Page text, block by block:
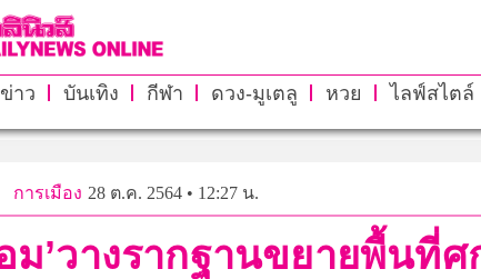
ข่าว บันเทิง กีฬา ดวง-มูเตลู หวย ไลฟ์สไตล์
การเมือง 28 ต.ค. 2564 • 12:27 น.
ม’วางรากฐานขยายพื้น